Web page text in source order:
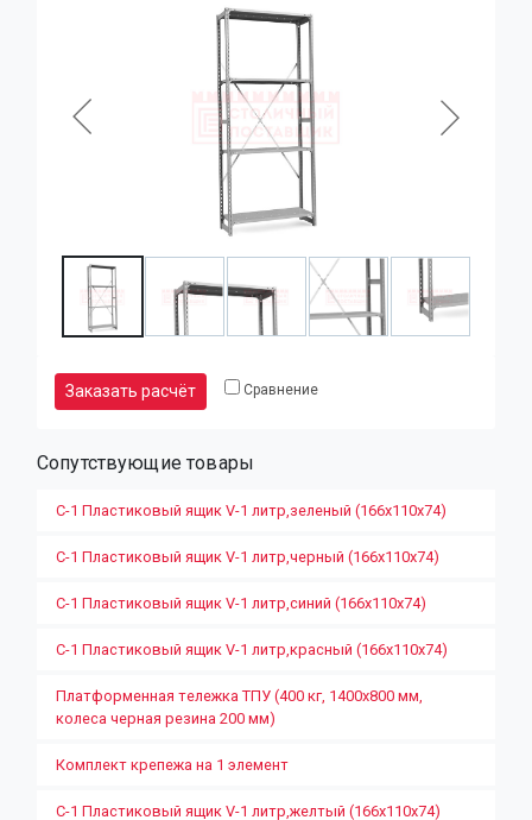
Заказать расчёт Сравнение
Сопутствующие товары
С-1 Пластиковый ящик V-1 литр,зеленый (166х110х74)
С-1 Пластиковый ящик V-1 литр,черный (166х110х74)
С-1 Пластиковый ящик V-1 литр,синий (166х110х74)
С-1 Пластиковый ящик V-1 литр,красный (166х110х74)
Платформенная тележка ТПУ (400 кг, 1400х800 мм,
колеса черная резина 200 мм)
Комплект крепежа на 1 элемент
С-1 Пластиковый ящик V-1 литр,желтый (166х110х74)